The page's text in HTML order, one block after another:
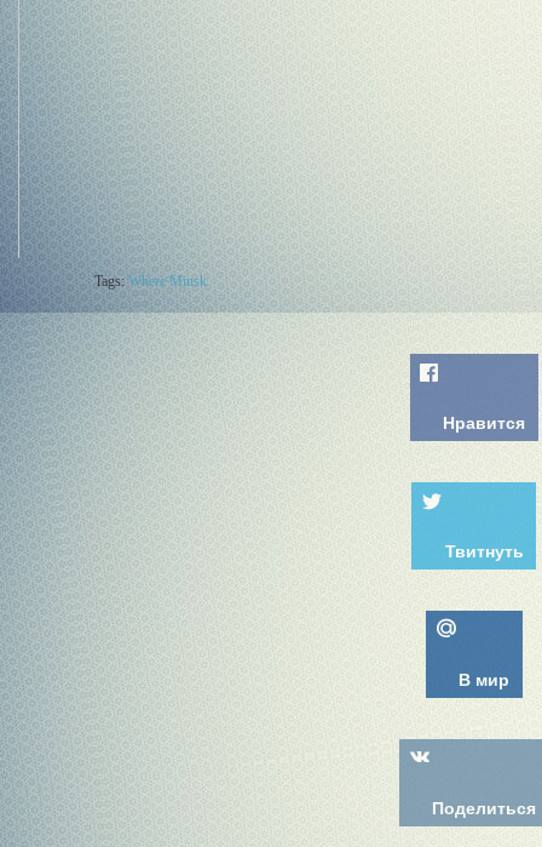
Tags:Where Minsk
Нравится
Твитнуть
В мир
Поделиться